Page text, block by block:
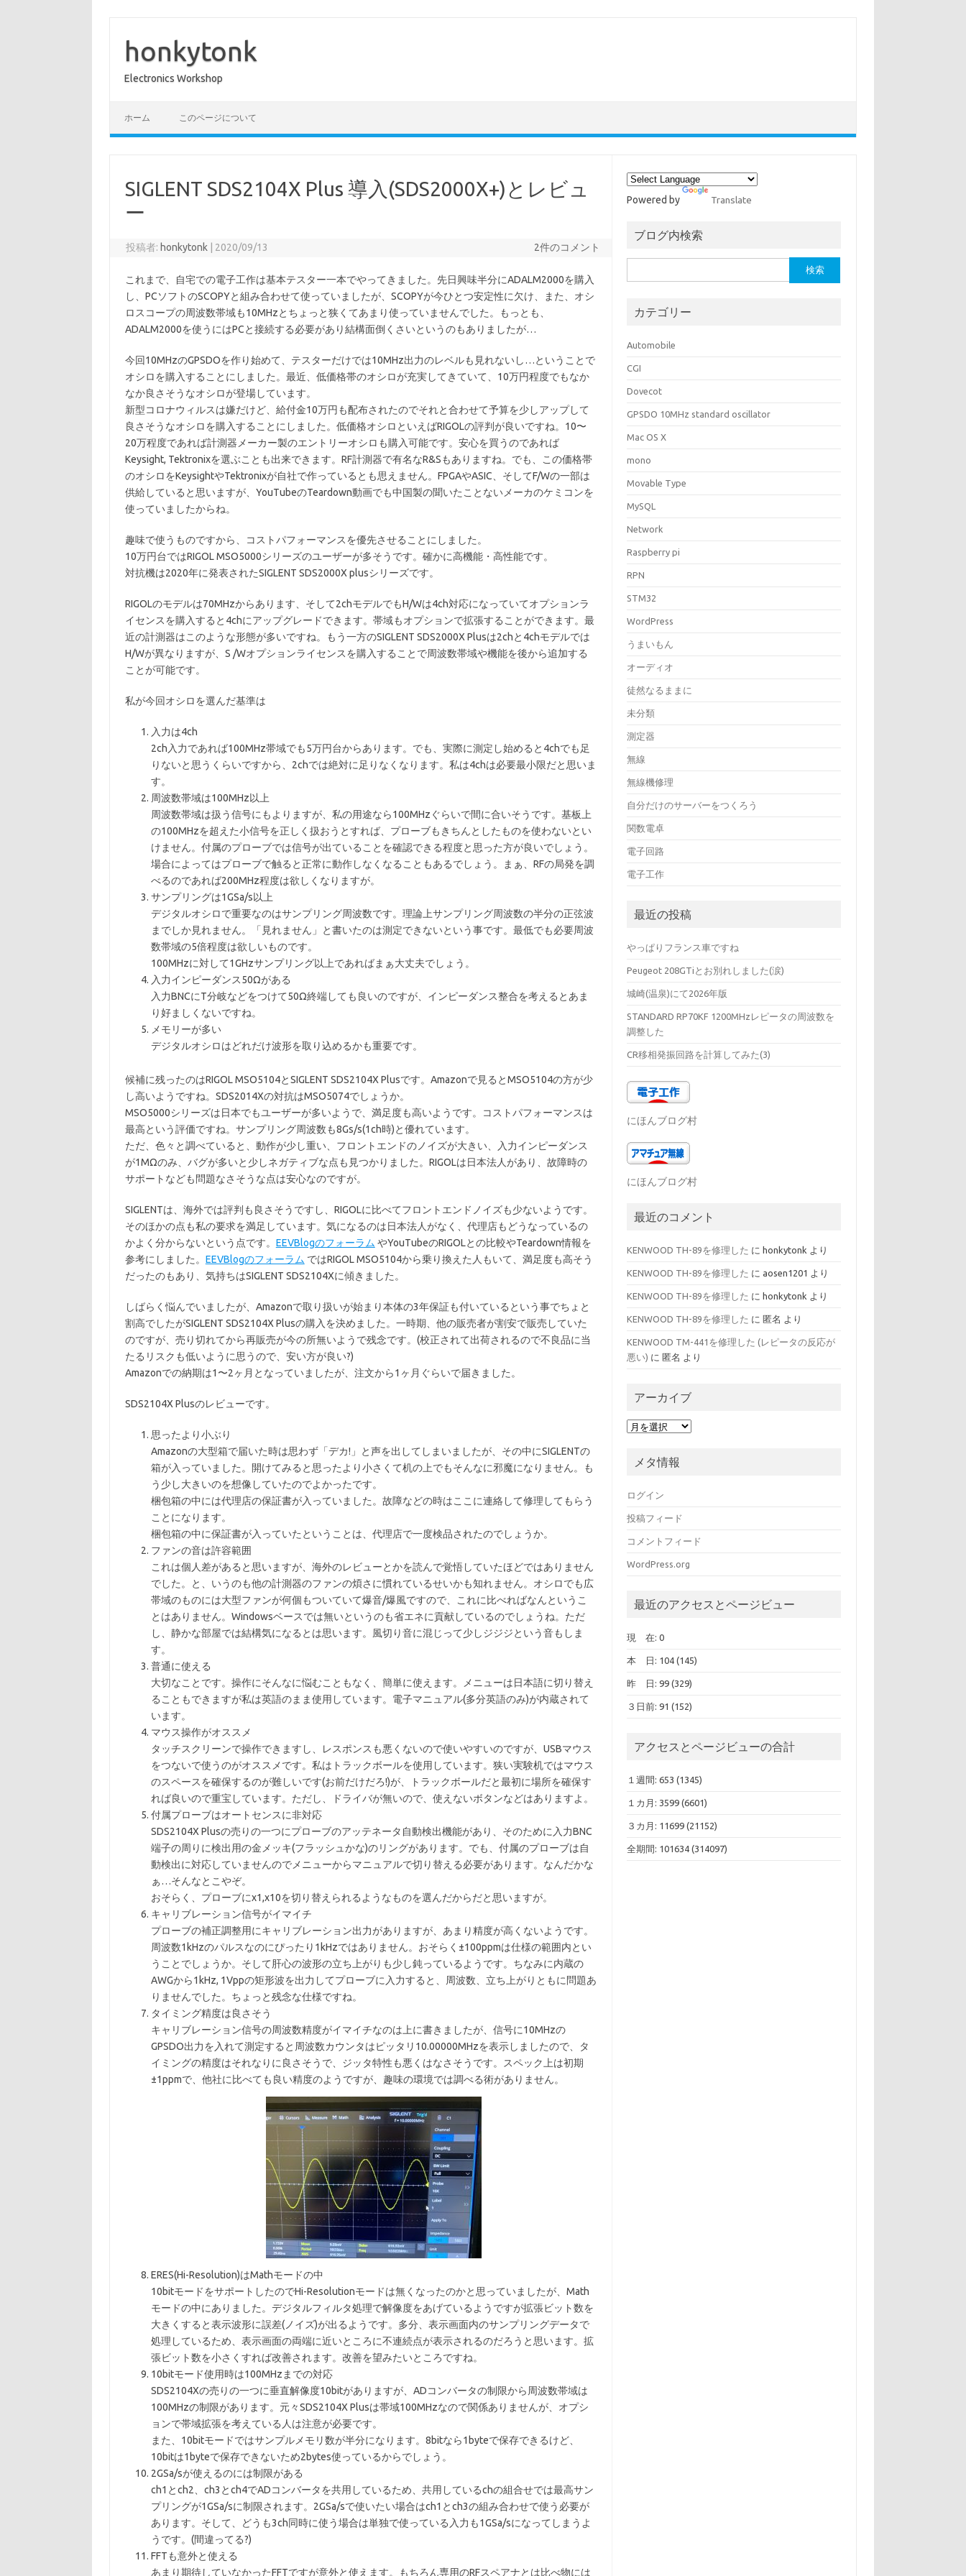
honkytonk
Electronics Workshop
ホーム このページについて
SIGLENT SDS2104X Plus 導入(SDS2000X+)とレビュ
ー
投稿者: honkytonk 2020/09/13 2件のコメント
これまで、自宅での電子工作は基本テスター一本でやってきました。先日興味半分にADALM2000を購入
し、PCソフトのSCOPYと組み合わせて使っていましたが、SCOPYが今ひとつ安定性に欠け、また、オシ
ロスコープの周波数帯域も10MHzとちょっと狭くてあまり使っていませんでした。もっとも、
ADALM2000を使うにはPCと接続する必要があり結構面倒くさいというのもありましたが…
今回10MHzのGPSDOを作り始めて、テスターだけでは10MHz出力のレベルも見れないし…ということで
オシロを購入することにしました。最近、低価格帯のオシロが充実してきていて、10万円程度でもなか
なか良さそうなオシロが登場しています。
新型コロナウィルスは嫌だけど、給付金10万円も配布されたのでそれと合わせて予算を少しアップして
良さそうなオシロを購入することにしました。低価格オシロといえばRIGOLの評判が良いですね。10〜
20万程度であれば計測器メーカー製のエントリーオシロも購入可能です。安心を買うのであれば
Keysight, Tektronixを選ぶことも出来できます。RF計測器で有名なR&Sもありますね。でも、この価格帯
のオシロをKeysightやTektronixが自社で作っているとも思えません。FPGAやASIC、そしてF/Wの一部は
供給していると思いますが、YouTubeのTeardown動画でも中国製の聞いたことないメーカのケミコンを
使っていましたからね。
趣味で使うものですから、コストパフォーマンスを優先させることにしました。
10万円台ではRIGOL MSO5000シリーズのユーザーが多そうです。確かに高機能・高性能です。
対抗機は2020年に発表されたSIGLENT SDS2000X plusシリーズです。
RIGOLのモデルは70MHzからあります、そして2chモデルでもH/Wは4ch対応になっていてオプションラ
イセンスを購入すると4chにアップグレードできます。帯域もオプションで拡張することができます。最
近の計測器はこのような形態が多いですね。もう一方のSIGLENT SDS2000X Plusは2chと4chモデルでは
H/Wが異なりますが、S /Wオプションライセンスを購入することで周波数帯域や機能を後から追加する
ことが可能です。
私が今回オシロを選んだ基準は
入力は4ch
2ch入力であれば100MHz帯域でも5万円台からあります。でも、実際に測定し始めると4chでも足
りないと思うくらいですから、2chでは絶対に足りなくなります。私は4chは必要最小限だと思いま
す。
周波数帯域は100MHz以上
周波数帯域は扱う信号にもよりますが、私の用途なら100MHzぐらいで間に合いそうです。基板上
の100MHzを超えた小信号を正しく扱おうとすれば、プローブもきちんとしたものを使わないとい
けません。付属のプローブでは信号が出ていることを確認できる程度と思った方が良いでしょう。
場合によってはプローブで触ると正常に動作しなくなることもあるでしょう。まぁ、RFの局発を調
べるのであれば200MHz程度は欲しくなりますが。
サンプリングは1GSa/s以上
デジタルオシロで重要なのはサンプリング周波数です。理論上サンプリング周波数の半分の正弦波
までしか見れません。「見れません」と書いたのは測定できないという事です。最低でも必要周波
数帯域の5倍程度は欲しいものです。
100MHzに対して1GHzサンプリング以上であればまぁ大丈夫でしょう。
入力インピーダンス50Ωがある
入力BNCにT分岐などをつけて50Ω終端しても良いのですが、インピーダンス整合を考えるとあま
り好ましくないですね。
メモリーが多い
デジタルオシロはどれだけ波形を取り込めるかも重要です。
候補に残ったのはRIGOL MSO5104とSIGLENT SDS2104X Plusです。Amazonで見るとMSO5104の方が少
し高いようですね。SDS2014Xの対抗はMSO5074でしょうか。
MSO5000シリーズは日本でもユーザーが多いようで、満足度も高いようです。コストパフォーマンスは
最高という評価ですね。サンプリング周波数も8Gs/s(1ch時)と優れています。
ただ、色々と調べていると、動作が少し重い、フロントエンドのノイズが大きい、入力インピーダンス
が1MΩのみ、バグが多いと少しネガティブな点も見つかりました。RIGOLは日本法人があり、故障時の
サポートなども問題なさそうな点は安心なのですが。
SIGLENTは、海外では評判も良さそうですし、RIGOLに比べてフロントエンドノイズも少ないようです。
そのほかの点も私の要求を満足しています。気になるのは日本法人がなく、代理店もどうなっているの
かよく分からないという点です。 EEVBlogのフォーラム やYouTubeのRIGOLとの比較やTeardown情報を
参考にしました。 EEVBlogのフォーラム ではRIGOL MSO5104から乗り換えた人もいて、満足度も高そう
だったのもあり、気持ちはSIGLENT SDS2104Xに傾きました。
しばらく悩んでいましたが、Amazonで取り扱いが始まり本体の3年保証も付いているという事でちょと
割高でしたがSIGLENT SDS2104X Plusの購入を決めました。一時期、他の販売者が割安で販売していた
のですが、売り切れてから再販売が今の所無いようで残念です。(校正されて出荷されるので不良品に当
たるリスクも低いように思うので、安い方が良い?)
Amazonでの納期は1〜2ヶ月となっていましたが、注文から1ヶ月ぐらいで届きました。
SDS2104X Plusのレビューです。
思ったより小ぶり
Amazonの大型箱で届いた時は思わず「デカ!」と声を出してしまいましたが、その中にSIGLENTの
箱が入っていました。開けてみると思ったより小さくて机の上でもそんなに邪魔になりません。も
う少し大きいのを想像していたのでよかったです。
梱包箱の中には代理店の保証書が入っていました。故障などの時はここに連絡して修理してもらう
ことになります。
梱包箱の中に保証書が入っていたということは、代理店で一度検品されたのでしょうか。
ファンの音は許容範囲
これは個人差があると思いますが、海外のレビューとかを読んで覚悟していたほどではありません
でした。と、いうのも他の計測器のファンの煩さに慣れているせいかも知れません。オシロでも広
帯域のものには大型ファンが何個もついていて爆音/爆風ですので、これに比べればなんというこ
とはありません。Windowsベースでは無いというのも省エネに貢献しているのでしょうね。ただ
し、静かな部屋では結構気になるとは思います。風切り音に混じって少しジジジという音もしま
す。
普通に使える
大切なことです。操作にそんなに悩むこともなく、簡単に使えます。メニューは日本語に切り替え
ることもできますが私は英語のまま使用しています。電子マニュアル(多分英語のみ)が内蔵されて
います。
マウス操作がオススメ
タッチスクリーンで操作できますし、レスポンスも悪くないので使いやすいのですが、USBマウス
をつないで使うのがオススメです。私はトラックボールを使用しています。狭い実験机ではマウス
のスペースを確保するのが難しいです(お前だけだろ!)が、トラックボールだと最初に場所を確保す
れば良いので重宝しています。ただし、ドライバが無いので、使えないボタンなどはありますよ。
付属プローブはオートセンスに非対応
SDS2104X Plusの売りの一つにプローブのアッテネータ自動検出機能があり、そのために入力BNC
端子の周りに検出用の金メッキ(フラッシュかな)のリングがあります。でも、付属のプローブは自
動検出に対応していませんのでメニューからマニュアルで切り替える必要があります。なんだかな
ぁ…そんなとこやぞ。
おそらく、プローブにx1,x10を切り替えられるようなものを選んだからだと思いますが。
キャリブレーション信号がイマイチ
プローブの補正調整用にキャリブレーション出力がありますが、あまり精度が高くないようです。
周波数1kHzのパルスなのにぴったり1kHzではありません。おそらく±100ppmは仕様の範囲内とい
うことでしょうか。そして肝心の波形の立ち上がりも少し鈍っているようです。ちなみに内蔵の
AWGから1kHz, 1Vppの矩形波を出力してプローブに入力すると、周波数、立ち上がりともに問題あ
りませんでした。ちょっと残念な仕様ですね。
タイミング精度は良さそう
キャリブレーション信号の周波数精度がイマイチなのは上に書きましたが、信号に10MHzの
GPSDO出力を入れて測定すると周波数カウンタはピッタリ10.00000MHzを表示しましたので、タ
イミングの精度はそれなりに良さそうで、ジッタ特性も悪くはなさそうです。スペック上は初期
±1ppmで、他社に比べても良い精度のようですが、趣味の環境では調べる術がありません。
ERES(Hi-Resolution)はMathモードの中
10bitモードをサポートしたのでHi-Resolutionモードは無くなったのかと思っていましたが、Math
モードの中にありました。デジタルフィルタ処理で解像度をあげているようですが拡張ビット数を
大きくすると表示波形に誤差(ノイズ)が出るようです。多分、表示画面内のサンプリングデータで
処理しているため、表示画面の両端に近いところに不連続点が表示されるのだろうと思います。拡
張ビット数を小さくすれば改善されます。改善を望みたいところですね。
10bitモード使用時は100MHzまでの対応
SDS2104Xの売りの一つに垂直解像度10bitがありますが、ADコンバータの制限から周波数帯域は
100MHzの制限があります。元々SDS2104X Plusは帯域100MHzなので関係ありませんが、オプシ
ョンで帯域拡張を考えている人は注意が必要です。
また、10bitモードではサンプルメモリ数が半分になります。8bitなら1byteで保存できるけど、
10bitは1byteで保存できないため2bytes使っているからでしょう。
2GSa/sが使えるのには制限がある
ch1とch2、ch3とch4でADコンバータを共用しているため、共用しているchの組合せでは最高サン
プリングが1GSa/sに制限されます。2GSa/sで使いたい場合はch1とch3の組み合わせで使う必要が
あります。そして、どうも3ch同時に使う場合は単独で使っている入力も1GSa/sになってしまうよ
うです。(間違ってる?)
FFTも意外と使える
あまり期待していなかったFFTですが意外と使えます。もちろん専用のRFスペアナとは比べ物には
Powered by Translate
ブログ内検索
索:
カテゴリー
Automobile
CGI
Dovecot
GPSDO 10MHz standard oscillator
Mac OS X
mono
Movable Type
MySQL
Network
Raspberry pi
RPN
STM32
WordPress
うまいもん
オーディオ
徒然なるままに
未分類
測定器
無線
無線機修理
自分だけのサーバーをつくろう
関数電卓
電子回路
電子工作
最近の投稿
やっぱりフランス車ですね
Peugeot 208GTiとお別れしました(涙)
城崎(温泉)にて2026年版
STANDARD RP70KF 1200MHzレピータの周波数を
調整した
CR移相発振回路を計算してみた(3)
にほんブログ村
にほんブログ村
最近のコメント
KENWOOD TH-89を修理した に honkytonk より
KENWOOD TH-89を修理した に aosen1201 より
KENWOOD TH-89を修理した に honkytonk より
KENWOOD TH-89を修理した に 匿名 より
KENWOOD TM-441を修理した (レピータの反応が
悪い) に 匿名 より
アーカイブ
ア
イメタ情報
ログイン
投稿フィード
コメントフィード
WordPress.org
最近のアクセスとページビュー
現 在: 0
本 日: 104 (145)
昨 日: 99 (329)
３日前: 91 (152)
アクセスとページビューの合計
１週間: 653 (1345)
１カ月: 3599 (6601)
３カ月: 11699 (21152)
全期間: 101634 (314097)